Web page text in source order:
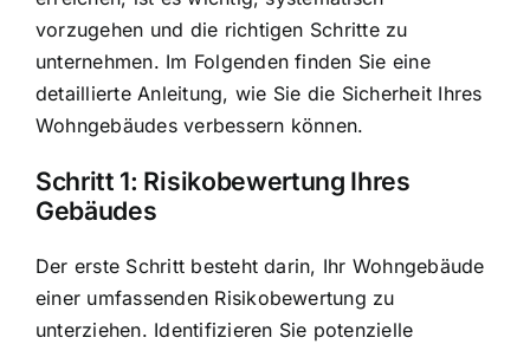
vorzugehen und die richtigen Schritte zu
unternehmen. Im Folgenden finden Sie eine
detaillierte Anleitung, wie Sie die Sicherheit Ihres
Wohngebäudes verbessern können.
Schritt 1: Risikobewertung Ihres
Gebäudes
Der erste Schritt besteht darin, Ihr Wohngebäude
einer umfassenden Risikobewertung zu
unterziehen. Identifizieren Sie potenzielle